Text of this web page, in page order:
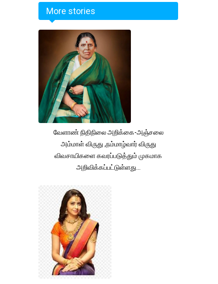
More stories
வேளாண் நிதிநிலை அறிக்கை-அஞ்சலை
அம்மாள் விருது ,நம்மாழ்வார் விருது
விவசாயிகளை கவரப்படுத்தும் முகமாக
அறிவிக்கப்பட்டுள்ளது...